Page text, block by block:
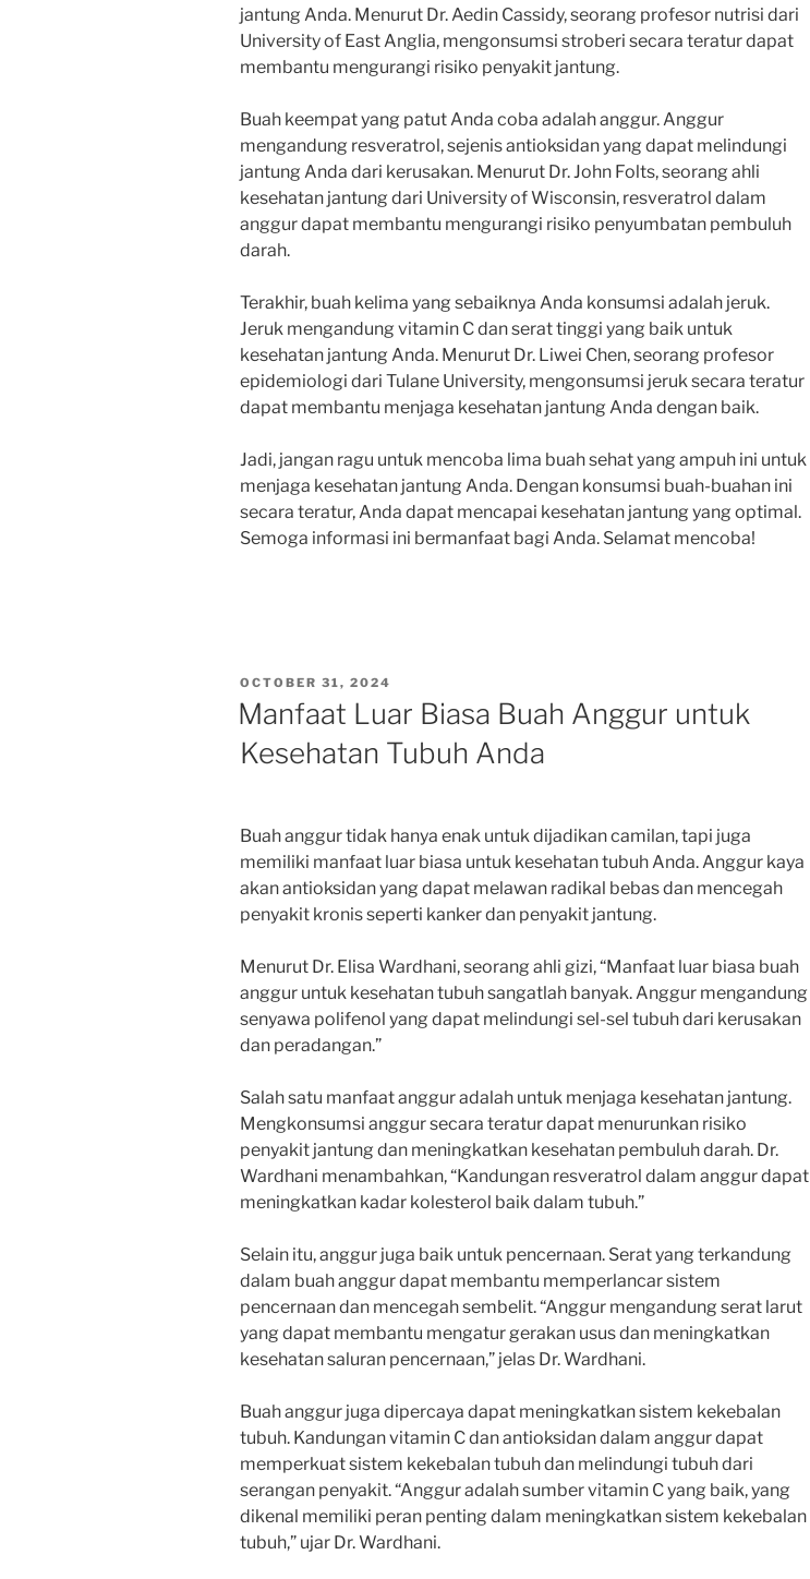
jantung Anda. Menurut Dr. Aedin Cassidy, seorang profesor nutrisi dari
University of East Anglia, mengonsumsi stroberi secara teratur dapat
membantu mengurangi risiko penyakit jantung.
Buah keempat yang patut Anda coba adalah anggur. Anggur
mengandung resveratrol, sejenis antioksidan yang dapat melindungi
jantung Anda dari kerusakan. Menurut Dr. John Folts, seorang ahli
kesehatan jantung dari University of Wisconsin, resveratrol dalam
anggur dapat membantu mengurangi risiko penyumbatan pembuluh
darah.
Terakhir, buah kelima yang sebaiknya Anda konsumsi adalah jeruk.
Jeruk mengandung vitamin C dan serat tinggi yang baik untuk
kesehatan jantung Anda. Menurut Dr. Liwei Chen, seorang profesor
epidemiologi dari Tulane University, mengonsumsi jeruk secara teratur
dapat membantu menjaga kesehatan jantung Anda dengan baik.
Jadi, jangan ragu untuk mencoba lima buah sehat yang ampuh ini untuk
menjaga kesehatan jantung Anda. Dengan konsumsi buah-buahan ini
secara teratur, Anda dapat mencapai kesehatan jantung yang optimal.
Semoga informasi ini bermanfaat bagi Anda. Selamat mencoba!
POSTED
ON
OCTOBER 31, 2024
Manfaat Luar Biasa Buah Anggur untuk
Kesehatan Tubuh Anda
Buah anggur tidak hanya enak untuk dijadikan camilan, tapi juga
memiliki manfaat luar biasa untuk kesehatan tubuh Anda. Anggur kaya
akan antioksidan yang dapat melawan radikal bebas dan mencegah
penyakit kronis seperti kanker dan penyakit jantung.
Menurut Dr. Elisa Wardhani, seorang ahli gizi, “Manfaat luar biasa buah
anggur untuk kesehatan tubuh sangatlah banyak. Anggur mengandung
senyawa polifenol yang dapat melindungi sel-sel tubuh dari kerusakan
dan peradangan.”
Salah satu manfaat anggur adalah untuk menjaga kesehatan jantung.
Mengkonsumsi anggur secara teratur dapat menurunkan risiko
penyakit jantung dan meningkatkan kesehatan pembuluh darah. Dr.
Wardhani menambahkan, “Kandungan resveratrol dalam anggur dapat
meningkatkan kadar kolesterol baik dalam tubuh.”
Selain itu, anggur juga baik untuk pencernaan. Serat yang terkandung
dalam buah anggur dapat membantu memperlancar sistem
pencernaan dan mencegah sembelit. “Anggur mengandung serat larut
yang dapat membantu mengatur gerakan usus dan meningkatkan
kesehatan saluran pencernaan,” jelas Dr. Wardhani.
Buah anggur juga dipercaya dapat meningkatkan sistem kekebalan
tubuh. Kandungan vitamin C dan antioksidan dalam anggur dapat
memperkuat sistem kekebalan tubuh dan melindungi tubuh dari
serangan penyakit. “Anggur adalah sumber vitamin C yang baik, yang
dikenal memiliki peran penting dalam meningkatkan sistem kekebalan
tubuh,” ujar Dr. Wardhani.